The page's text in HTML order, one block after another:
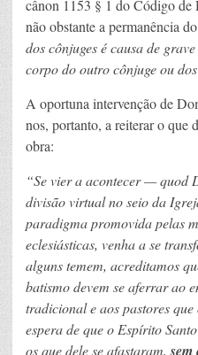
cânon 1153 § 1 do Código
não obstante a permanência
dos cônjuges é causa de
corpo do outro cônjuge ou
A oportuna intervenção de
nos, portanto, a reiterar o que
obra:
“Se vier a acontecer — quod
divisão virtual no seio da
paradigma promovida pelas
eclesiásticas, venha a se
alguns temem, acreditamos
batismo devem se aferrar ao
tradicional e aos pastores
espera de que o Espírito
os que dele se afastaram,